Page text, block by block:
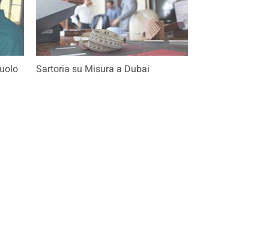
Sartoria su Misura a Dubai